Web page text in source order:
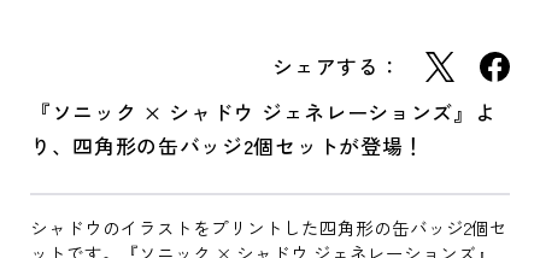
シェアする：
『ソニック × シャドウ ジェネレーションズ』よ
り、四角形の缶バッジ2個セットが登場！
シャドウのイラストをプリントした四角形の缶バッジ2個セ
ットです。『ソニック × シャドウ ジェネレーションズ』